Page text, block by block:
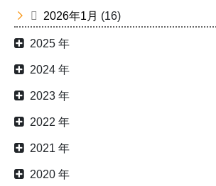
2026年1月 (16)
2025 年
2024 年
2023 年
2022 年
2021 年
2020 年